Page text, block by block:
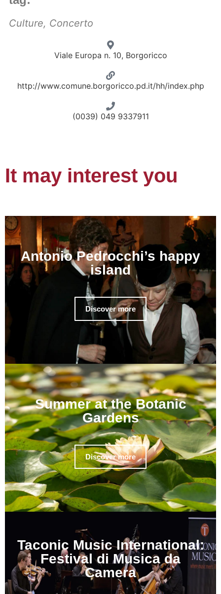
Culture, Concerto
Viale Europa n. 10, Borgoricco
http://www.comune.borgoricco.pd.it/hh/index.php
(0039) 049 9337911
It may interest you
Antonio Pedrocchi’s happy
island
Discover more
Summer at the Botanic
Gardens
Discover more
Taconic Music International:
Festival di Musica da
Camera